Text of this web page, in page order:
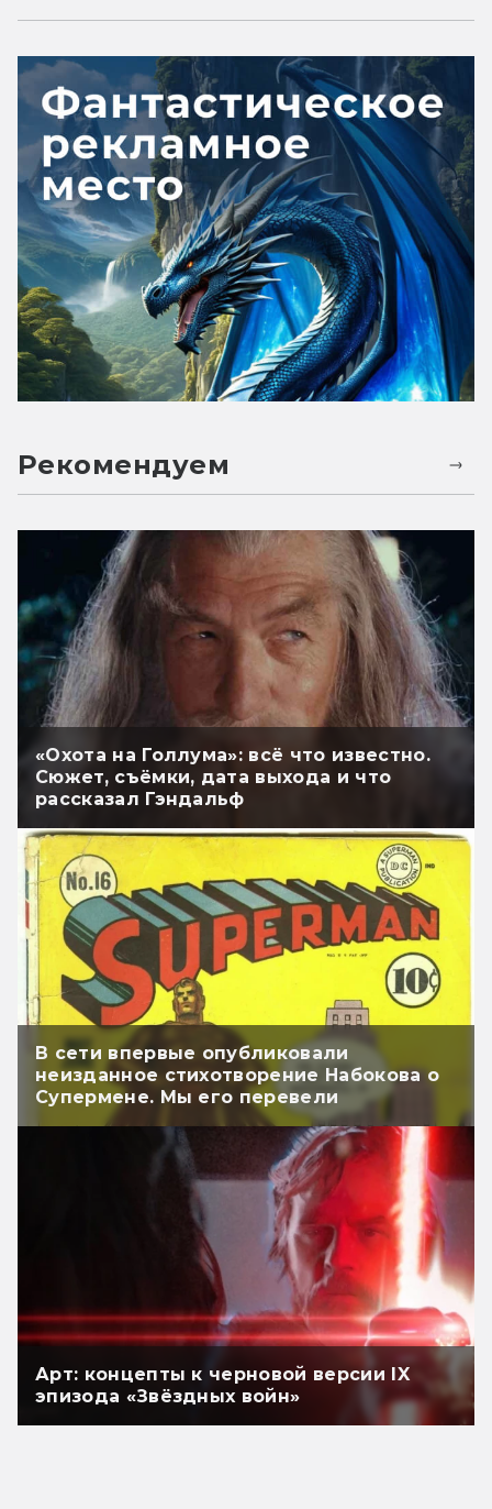
Рекомендуем
«Охота на Голлума»: всё что известно.
Сюжет, съёмки, дата выхода и что
рассказал Гэндальф
В сети впервые опубликовали
неизданное стихотворение Набокова о
Супермене. Мы его перевели
Арт: концепты к черновой версии IX
эпизода «Звёздных войн»